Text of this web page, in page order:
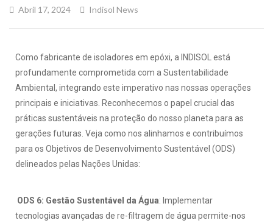
Abril 17, 2024 Indisol News
Como fabricante de isoladores em epóxi, a INDISOL está
profundamente comprometida com a Sustentabilidade
Ambiental, integrando este imperativo nas nossas operações
principais e iniciativas. Reconhecemos o papel crucial das
práticas sustentáveis na proteção do nosso planeta para as
gerações futuras. Veja como nos alinhamos e contribuímos
para os Objetivos de Desenvolvimento Sustentável (ODS)
delineados pelas Nações Unidas:
ODS 6: Gestão Sustentável da Água: Implementar
tecnologias avançadas de re-filtragem de água permite-nos